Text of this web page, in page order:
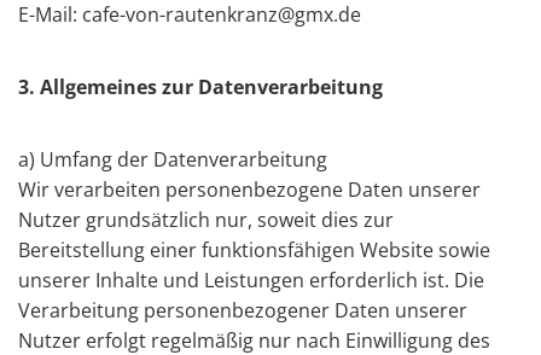
E-Mail: cafe-von-rautenkranz@gmx.de
3. Allgemeines zur Datenverarbeitung
a) Umfang der Datenverarbeitung
Wir verarbeiten personenbezogene Daten unserer
Nutzer grundsätzlich nur, soweit dies zur
Bereitstellung einer funktionsfähigen Website sowie
unserer Inhalte und Leistungen erforderlich ist. Die
Verarbeitung personenbezogener Daten unserer
Nutzer erfolgt regelmäßig nur nach Einwilligung des